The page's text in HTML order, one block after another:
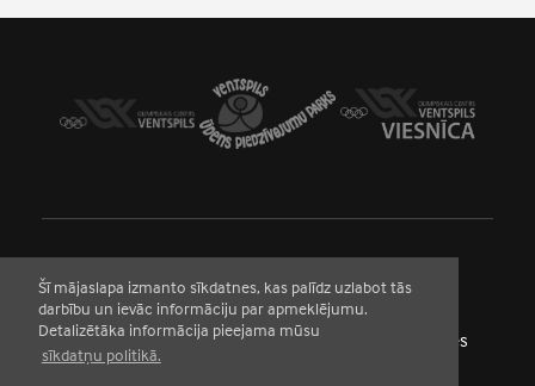
Šī mājaslapa izmanto sīkdatnes, kas palīdz uzlabot tās
darbību un ievāc informāciju par apmeklējumu.
Detalizētāka informācija pieejama mūsu
sīkdatņu politikā.
Ūdens piedzīvojumu parks - Lauku iela 5; Pludmales
akvaparks - Medņu iela 19, Ventspils